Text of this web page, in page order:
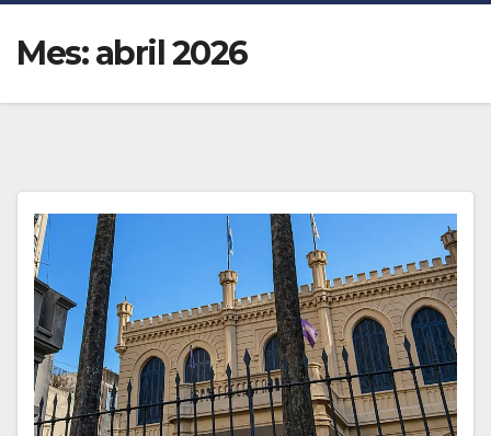
Mes:abril 2026